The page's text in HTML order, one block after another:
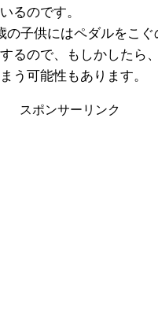
るのです。
の子供にはペダルをこぐ
るので、もしかしたら
う可能性もあります。
スポンサーリンク